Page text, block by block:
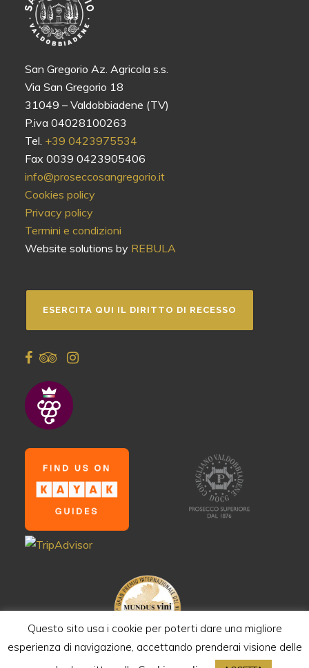
San Gregorio Az. Agricola s.s.
Via San Gregorio 18
31049 – Valdobbiadene (TV)
P.iva 04028100263
Tel. +39 0423975534
Fax 0039 0423905406
info@proseccosangregorio.it
Cookies policy
Privacy policy
Termini e condizioni
Website solutions by REBULA
ESERCITA QUI IL DIRITTO DI RECESSO
Questo sito usa i cookie per poterti dare una migliore
esperienza di navigazione, accettando prenderai visione delle